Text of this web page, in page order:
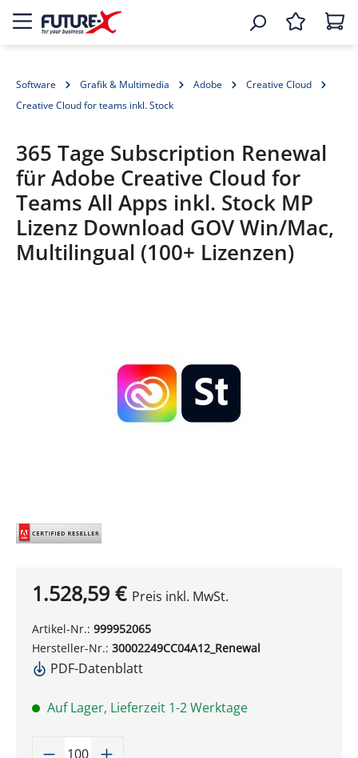
Software Grafik & Multimedia Adobe
Creative Cloud
Creative Cloud for teams inkl. Stock
365 Tage Subscription Renewal
für Adobe Creative Cloud for
Teams All Apps inkl. Stock MP
Lizenz Download GOV Win/Mac,
Multilingual (100+ Lizenzen)
1.528,59 € Preis inkl. MwSt.
Artikel-Nr.: 999952065
Hersteller-Nr.: 30002249CC04A12_Renewal
PDF-Datenblatt
Auf Lager, Lieferzeit 1-2 Werktage
Produkt Anzahl: Gib den